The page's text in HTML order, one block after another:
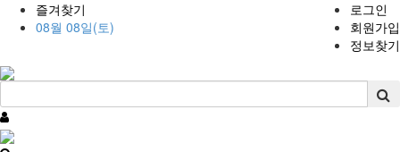
즐겨찾기
08월 08일(토)
로그인
회원가입
정보찾기